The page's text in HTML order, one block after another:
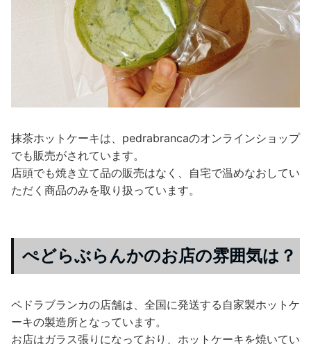
抹茶ホットケーキは、pedrabrancaのオンラインショップ
でも販売がされています。
店頭でも焼き立て品の販売はなく、自宅で温めなおしてい
ただく商品のみを取り扱っています。
ぺどらぶらんかのお店の雰囲気は？
ペドラブランカの店舗は、全国に発送する自家製ホットケ
ーキの製造所となっています。
お店はガラス張りになっており、ホットケーキを焼いてい